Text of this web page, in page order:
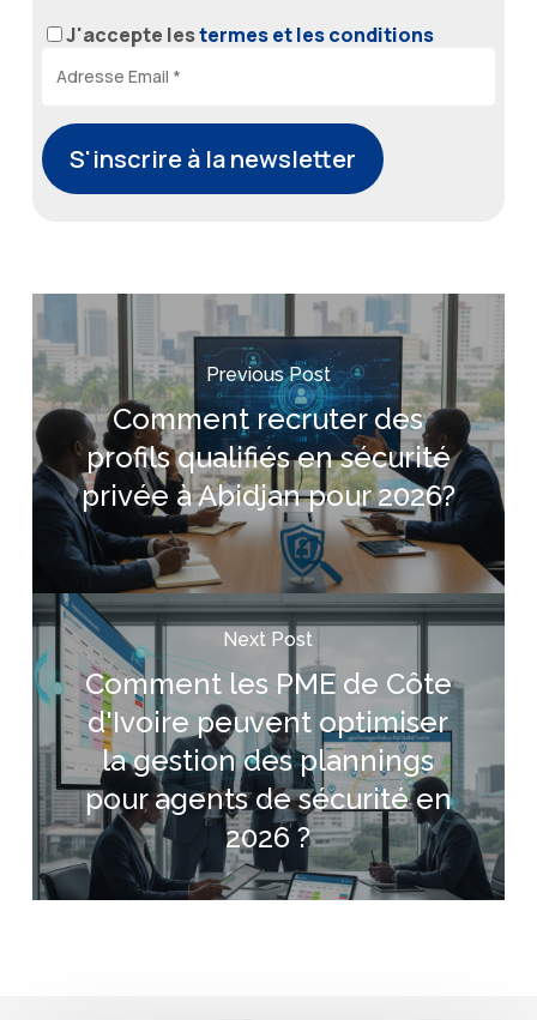
J'accepte lestermes et les conditions
Previous Post
Comment recruter des
profils qualifiés en sécurité
privée à Abidjan pour 2026?
Next Post
Comment les PME de Côte
d'Ivoire peuvent optimiser
la gestion des plannings
pour agents de sécurité en
2026 ?